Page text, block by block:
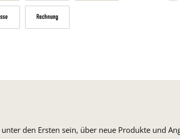
Deutschland normaler Versand Deutsche
Sperrgut
den Ersten sein, über neue Produkte und